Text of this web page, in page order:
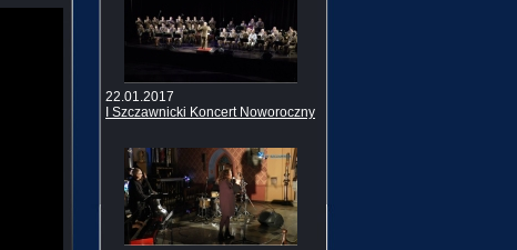
22.01.2017
I Szczawnicki Koncert Noworoczny